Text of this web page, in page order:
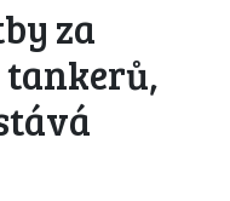
za